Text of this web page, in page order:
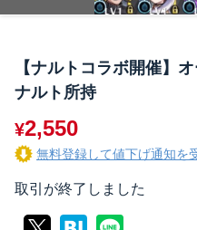
【ナルトコラボ開催】
ナルト所持
¥2,550
無料登録して値下げ通知を
取引が終了しました